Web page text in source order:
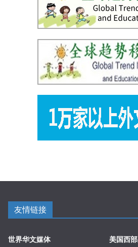
友情链接
世界华文媒体 美国西